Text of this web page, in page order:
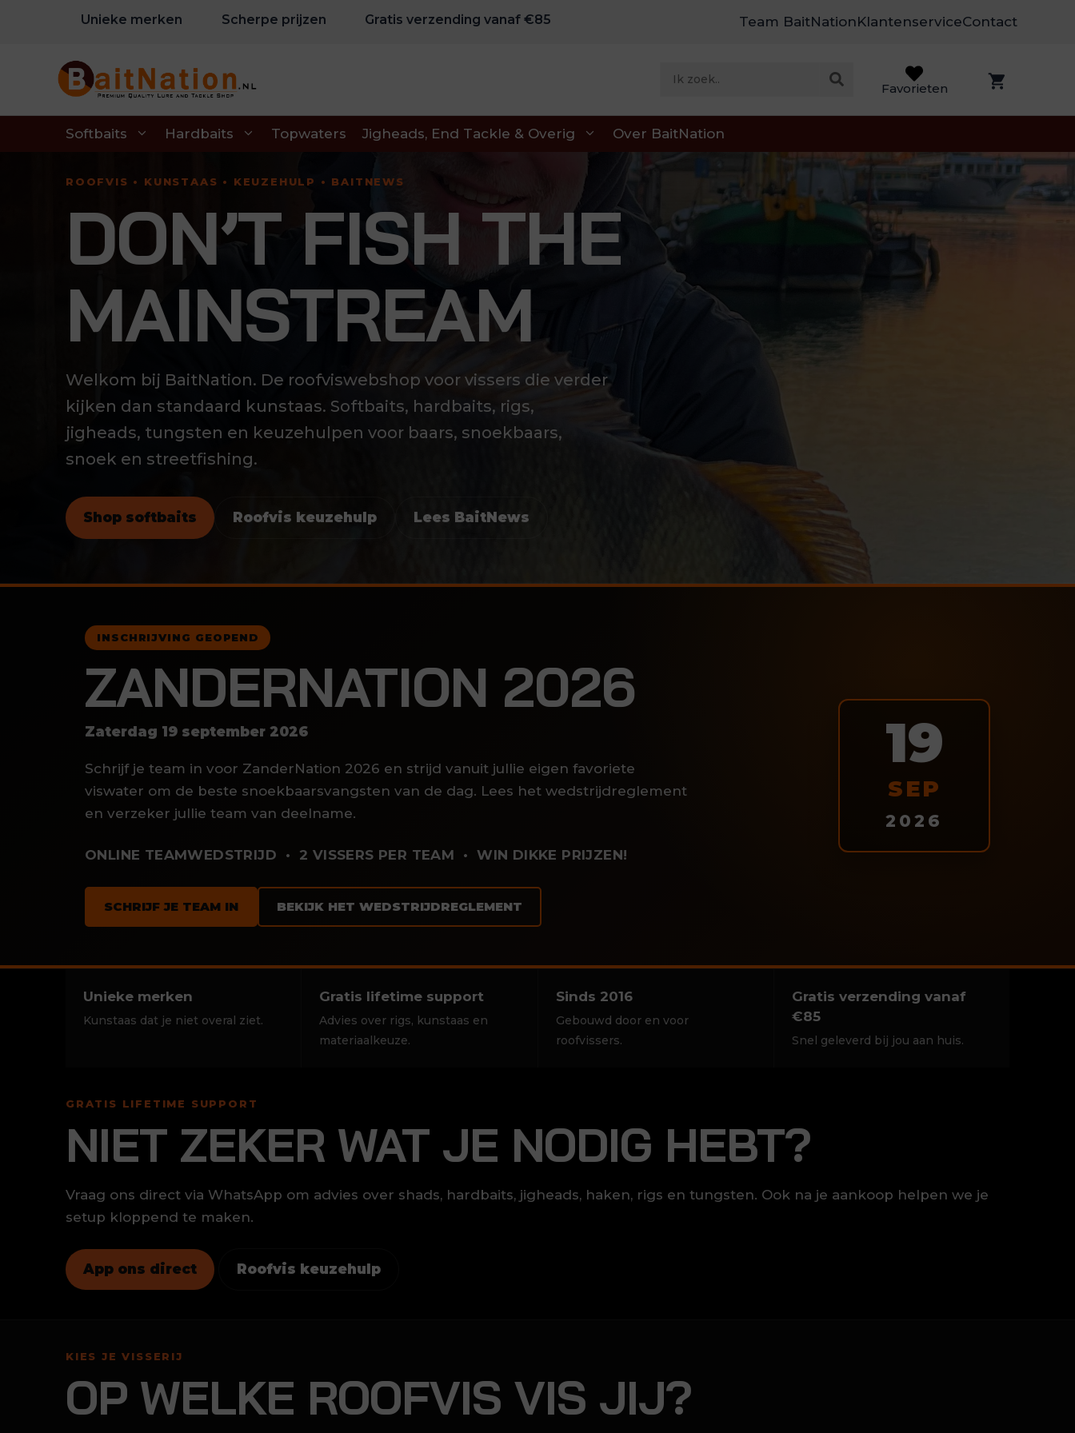
Unieke merken Scherpe prijzen Gratis verzending vanaf €85 Team BaitNationKlantenserviceContact
Favorieten
Softbaits Hardbaits Topwaters Jigheads, End Tackle & Overig Over BaitNation
ROOFVIS • KUNSTAAS • KEUZEHULP • BAITNEWS
DON’T FISH THE
MAINSTREAM
Welkom bij BaitNation. De roofviswebshop voor vissers die verder
kijken dan standaard kunstaas. Softbaits, hardbaits, rigs,
jigheads, tungsten en keuzehulpen voor baars, snoekbaars,
snoek en streetfishing.
Shop softbaits Roofvis keuzehulp Lees BaitNews
INSCHRIJVING GEOPEND
ZANDERNATION 2026
Zaterdag 19 september 2026
Schrijf je team in voor ZanderNation 2026 en strijd vanuit jullie eigen favoriete
viswater om de beste snoekbaarsvangsten van de dag. Lees het wedstrijdreglement
en verzeker jullie team van deelname.
ONLINE TEAMWEDSTRIJD • 2 VISSERS PER TEAM • WIN DIKKE PRIJZEN!
SCHRIJF JE TEAM IN BEKIJK HET WEDSTRIJDREGLEMENT
19
SEP
2026
Unieke merken
Kunstaas dat je niet overal ziet.
Gratis lifetime support
Advies over rigs, kunstaas en
materiaalkeuze.
Sinds 2016
Gebouwd door en voor
roofvissers.
Gratis verzending vanaf
€85
Snel geleverd bij jou aan huis.
GRATIS LIFETIME SUPPORT
NIET ZEKER WAT JE NODIG HEBT?
Vraag ons direct via WhatsApp om advies over shads, hardbaits, jigheads, haken, rigs en tungsten. Ook na je aankoop helpen we je
setup kloppend te maken.
App ons direct Roofvis keuzehulp
KIES JE VISSERIJ
OP WELKE ROOFVIS VIS JIJ?